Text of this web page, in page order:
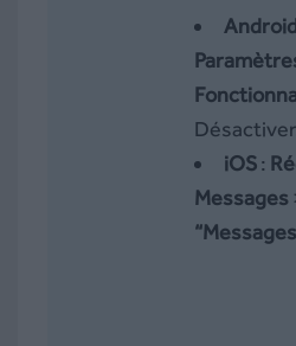
iOS:
Messages